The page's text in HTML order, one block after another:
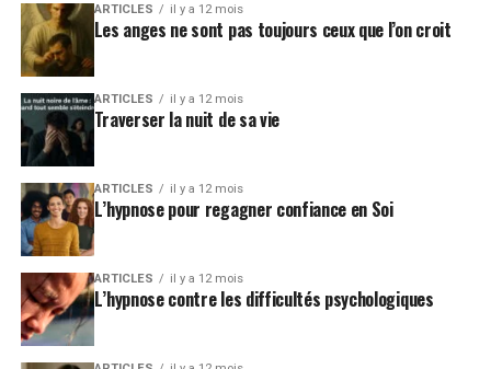
ARTICLES il y a 12 mois
Les anges ne sont pas toujours ceux que l’on croit
ARTICLES il y a 12 mois
Traverser la nuit de sa vie
ARTICLES il y a 12 mois
L’hypnose pour regagner confiance en Soi
ARTICLES il y a 12 mois
L’hypnose contre les difficultés psychologiques